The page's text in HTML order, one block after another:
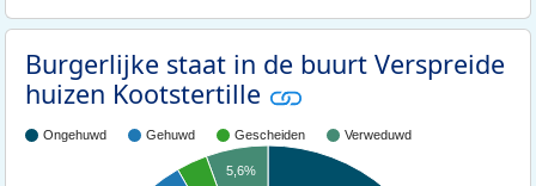
Burgerlijke staat in de buurt Verspreide
huizen Kootstertille
Ongehuwd Gehuwd Gescheiden Verweduwd
5,6%